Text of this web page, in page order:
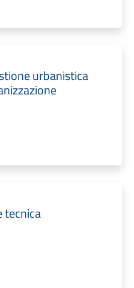
urbanistica
tecnica